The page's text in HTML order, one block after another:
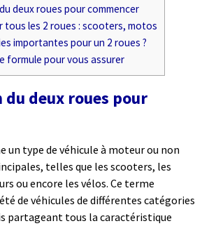
deux roues pour commencer
tous les 2 roues : scooters, motos
importantes pour un 2 roues ?
formule pour vous assurer
deux roues pour
un type de véhicule à moteur ou non
telles que les scooters, les
ou encore les vélos. Ce terme
de véhicules de différentes catégories
partageant tous la caractéristique